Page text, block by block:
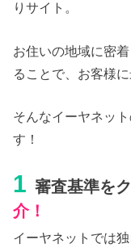
りサイト。
お住いの地域に密
ることで、お客様
そんなイーヤネッ
す！
1 審査基準を
介！
イーヤネットでは